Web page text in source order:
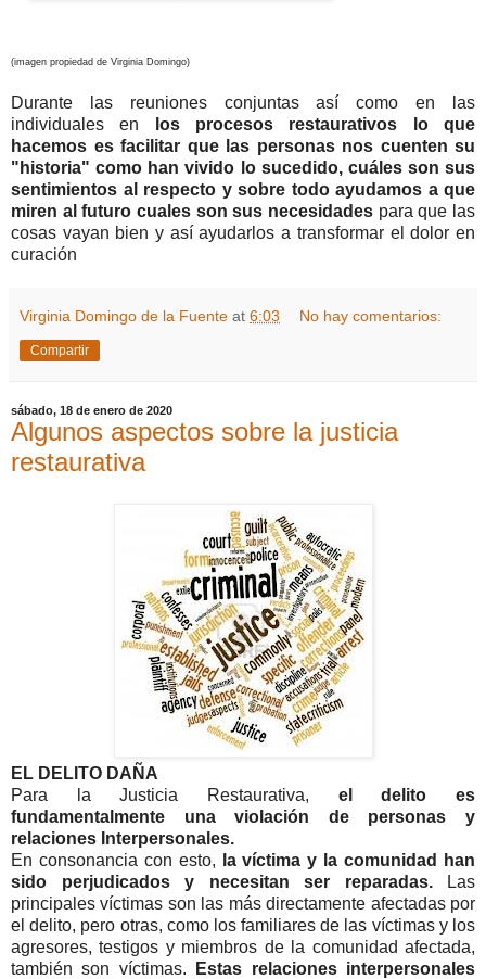
(imagen propiedad de Virginia Domingo)
Durante las reuniones conjuntas así como en las
individuales en los procesos restaurativos lo que
hacemos es facilitar que las personas nos cuenten su
"historia" como han vivido lo sucedido, cuáles son sus
sentimientos al respecto y sobre todo ayudamos a que
miren al futuro cuales son sus necesidades para que las
cosas vayan bien y así ayudarlos a transformar el dolor en
curación
Virginia Domingo de la Fuente at 6:03 No hay comentarios:
Compartir
sábado, 18 de enero de 2020
Algunos aspectos sobre la justicia
restaurativa
EL DELITO DAÑA
Para la Justicia Restaurativa, el delito es
fundamentalmente una violación de personas y
relaciones Interpersonales.
En consonancia con esto,
la víctima y la comunidad han
sido perjudicados y necesitan ser reparadas.Las
principales víctimas son las más directamente afectadas por
el delito, pero otras, como los familiares de las víctimas y los
agresores, testigos y miembros de la comunidad afectada,
también son víctimas.
Estas relaciones interpersonales